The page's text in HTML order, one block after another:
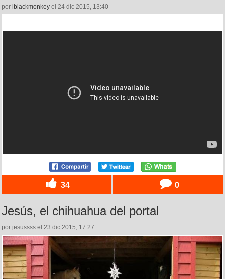
por lblackmonkey el 24 dic 2015, 13:40
34 0
Jesús, el chihuahua del portal
por jesussss el 23 dic 2015, 17:27